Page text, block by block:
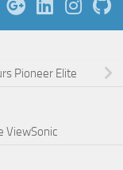
Pioneer Elite
ViewSonic